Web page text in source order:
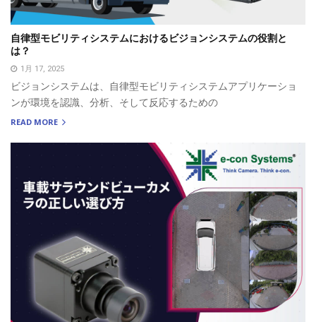
自律型モビリティシステムにおけるビジョンシステムの役割と
は？
1月 17, 2025
ビジョンシステムは、自律型モビリティシステムアプリケーショ
ンが環境を認識、分析、そして反応するための
READ MORE